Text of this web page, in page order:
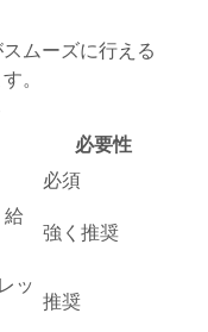
ムーズに行える
。
必要性
必須
強く推奨
ッ
推奨